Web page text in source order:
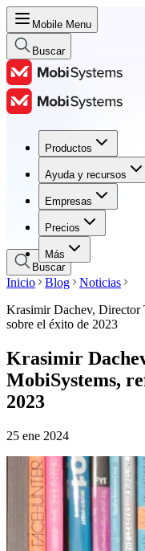
Mobile Menu
Buscar
Productos
Ayuda y recursos
Empresas
Precios
Más
Productos
Ayuda y recursos
Empresas
Precios
Buscar
Inicio Blog
Noticias
Krasimir Dachev, Director
sobre el éxito de 2023
Krasimir
MobiSystems,
2023
25 ene 2024